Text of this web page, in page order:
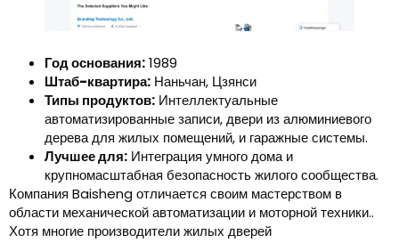
Год основания:1989
Штаб-квартира: Наньчан, Цзянси
Типы продуктов: Интеллектуальные
автоматизированные записи, двери из алюминиевого
дерева для жилых помещений, и гаражные системы.
Лучшее для: Интеграция умного дома и
крупномасштабная безопасность жилого сообщества.
Компания Baisheng отличается своим мастерством в
области механической автоматизации и моторной техники..
Хотя многие производители жилых дверей